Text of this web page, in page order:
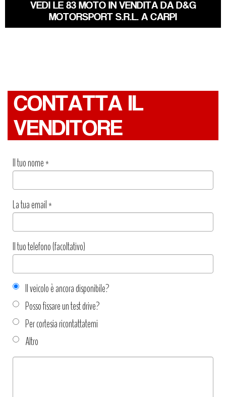
VEDI LE 83 MOTO IN VENDITA DA D&G
MOTORSPORT S.R.L. A CARPI
CONTATTA IL
VENDITORE
Il tuo nome*
La tua email*
Il tuo telefono (facoltativo)
Il veicolo è ancora disponibile?
Posso fissare un test drive?
Per cortesia ricontattatemi
Altro
Tipo